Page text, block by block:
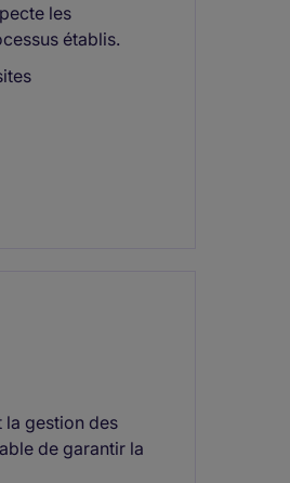
les
établis.
la gestion des
de garantir la